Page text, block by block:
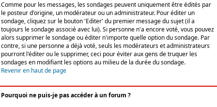
Comme pour les messages, les sondages peuvent uniquement être édités par
le posteur d'origine, un modérateur ou un administrateur. Pour éditer un
sondage, cliquez sur le bouton 'Editer' du premier message du sujet (il a
toujours le sondage associé avec lui). Si personne n'a encore voté, vous pouvez
alors supprimer le sondage ou éditer n'importe quelle option du sondage. Par
contre, si une personne a déjà voté, seuls les modérateurs et administrateurs
pourront l'éditer ou le supprimer, ceci pour éviter aux gens de truquer les
sondages en modifiant les options au milieu de la durée du sondage.
Revenir en haut de page
Pourquoi ne puis-je pas accéder à un forum ?